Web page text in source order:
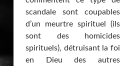
scandale sont coupables
d’un meurtre spirituel (ils
sont des homicides
spirituels), détruisant la foi
en Dieu des autres